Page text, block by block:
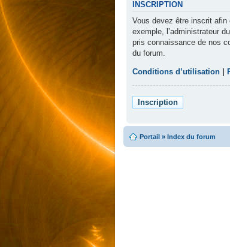
INSCRIPTION
Vous devez être inscrit afin
exemple, l’administrateur
pris connaissance de nos
du forum.
Conditions d’utilisation
Inscription
Portail » Index du forum